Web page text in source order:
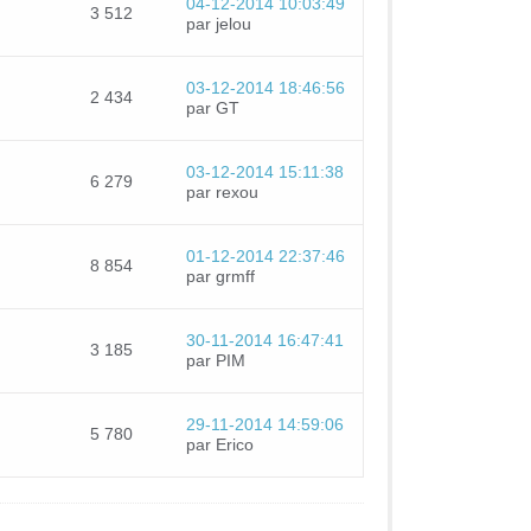
3 512
04-12-2014 10:03:49
par jelou
2 434
03-12-2014 18:46:56
par GT
6 279
03-12-2014 15:11:38
par rexou
8 854
01-12-2014 22:37:46
par grmff
3 185
30-11-2014 16:47:41
par PIM
5 780
29-11-2014 14:59:06
par Erico